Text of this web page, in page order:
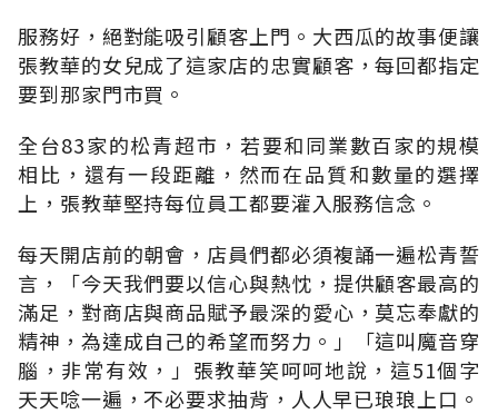
服務好，絕對能吸引顧客上門。大西瓜的故事便讓
張教華的女兒成了這家店的忠實顧客，每回都指定
要到那家門市買。
全台83家的松青超市，若要和同業數百家的規模
相比，還有一段距離，然而在品質和數量的選擇
上，張教華堅持每位員工都要灌入服務信念。
每天開店前的朝會，店員們都必須複誦一遍松青誓
言，「今天我們要以信心與熱忱，提供顧客最高的
滿足，對商店與商品賦予最深的愛心，莫忘奉獻的
精神，為達成自己的希望而努力。」「這叫魔音穿
腦，非常有效，」張教華笑呵呵地說，這51個字
天天唸一遍，不必要求抽背，人人早已琅琅上口。